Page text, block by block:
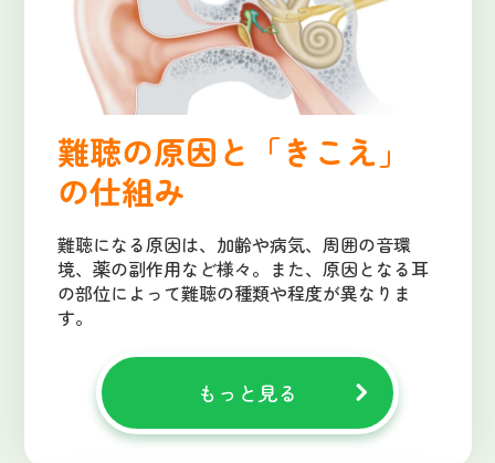
難聴の原因と「きこえ」
の仕組み
難聴になる原因は、加齢や病気、周囲の音環
境、薬の副作用など様々。また、原因となる耳
の部位によって難聴の種類や程度が異なりま
す。
もっと見る